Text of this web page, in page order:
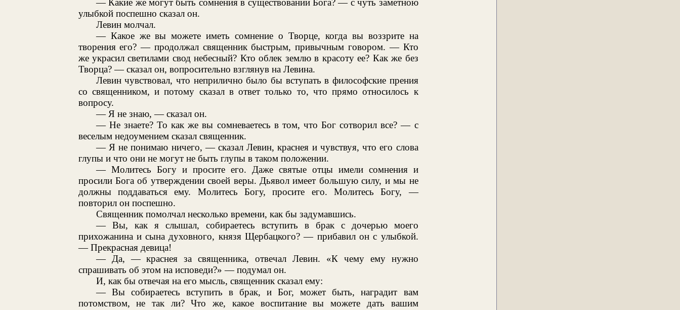
— Какие же могут быть сомнения в существовании Бога? — с чуть заметною
улыбкой поспешно сказал он.
Левин молчал.
— Какое же вы можете иметь сомнение о Творце, когда вы воззрите на
творения его? — продолжал священник быстрым, привычным говором. — Кто
же украсил светилами свод небесный? Кто облек землю в красоту ее? Как же без
Творца? — сказал он, вопросительно взглянув на Левина.
Левин чувствовал, что неприлично было бы вступать в философские прения
со священником, и потому сказал в ответ только то, что прямо относилось к
вопросу.
— Я не знаю, — сказал он.
— Не знаете? То как же вы сомневаетесь в том, что Бог сотворил все? — с
веселым недоумением сказал священник.
— Я не понимаю ничего, — сказал Левин, краснея и чувствуя, что его слова
глупы и что они не могут не быть глупы в таком положении.
— Молитесь Богу и просите его. Даже святые отцы имели сомнения и
просили Бога об утверждении своей веры. Дьявол имеет большую силу, и мы не
должны поддаваться ему. Молитесь Богу, просите его. Молитесь Богу, —
повторил он поспешно.
Священник помолчал несколько времени, как бы задумавшись.
— Вы, как я слышал, собираетесь вступить в брак с дочерью моего
прихожанина и сына духовного, князя Щербацкого? — прибавил он с улыбкой.
— Прекрасная девица!
— Да, — краснея за священника, отвечал Левин. «К чему ему нужно
спрашивать об этом на исповеди?» — подумал он.
И, как бы отвечая на его мысль, священник сказал ему:
— Вы собираетесь вступить в брак, и Бог, может быть, наградит вам
потомством, не так ли? Что же, какое воспитание вы можете дать вашим